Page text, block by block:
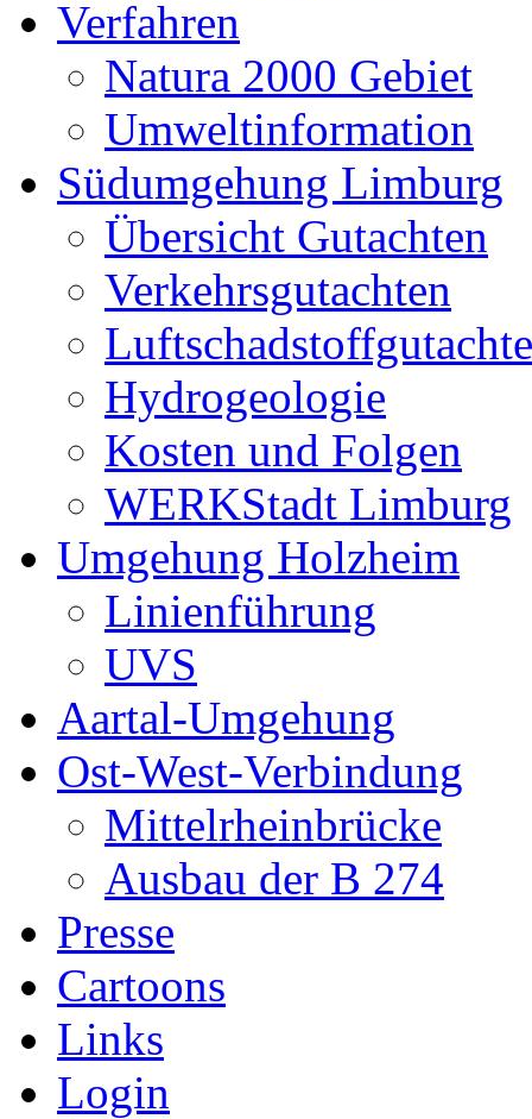
Verfahren
Natura 2000 Gebiet
Umweltinformation
Südumgehung Limburg
Übersicht Gutachten
Verkehrsgutachten
Hydrogeologie
Kosten und Folgen
WERKStadt Limburg
Umgehung Holzheim
Linienführung
UVS
Aartal-Umgehung
Ost-West-Verbindung
Mittelrheinbrücke
Ausbau der B 274
Presse
Cartoons
Links
Login